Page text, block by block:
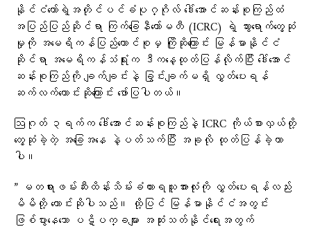
နိုင်ငံတော်ရဲ့အတိုင်ပင်ခံပုဂ္ဂိုလ် ဒေါ်အောင်ဆန်းစုကြည်ထံ
အပြည်ပြည်ဆိုင်ရာ ကြက်ခြေနီကော်မတီ (ICRC) ရဲ့ သွားရောက်တွေ့ဆုံ
မှုကို အမေရိကန်ပြည်ထောင်စုမှ ကြိုဆိုကြောင်း မြန်မာနိုင်ငံ
ဆိုင်ရာ အမေရိကန်သံရုံးက ဒီကနေ့ထုတ်ပြန်လိုက်ပြီး ဒေါ်အောင်
ဆန်းစုကြည်ကို ချက်ချင်းနဲ့ ခြွင်းချက်မရှိ လွှတ်ပေးရန်
ဆက်လက်တောင်းဆိုကြောင်း ဖော်ပြပါတယ်။
ဩဂုတ် ၃ရက်က ဒေါ်အောင်ဆန်းစုကြည်နဲ့ ICRC ကိုယ်စားလှယ်တို့
တွေ့ဆုံခဲ့တဲ့ အခြေအနေ နဲ့ပတ်သက်ပြီး အခုလို ထုတ်ပြန်ခဲ့တာ
ပါ။
” မတရားဖမ်းဆီးထိန်းသိမ်းခံထားရသူအားလုံးကို လွှတ်ပေးရန်လည်း
မိမိတို့ တောင်းဆိုပါသည်။ ထို့ပြင် မြန်မာနိုင်ငံအတွင်း
ဖြစ်ပွားနေသော ပဋိပက္ခများ အဆုံးသတ်နိုင်ရေးအတွက်